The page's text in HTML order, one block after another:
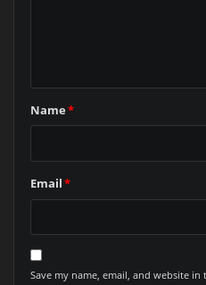
Name*
Email*
Save my name, email, and website